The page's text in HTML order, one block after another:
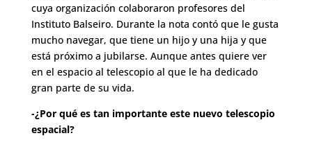
cuya organización colaboraron profesores del
Instituto Balseiro. Durante la nota contó que le gusta
mucho navegar, que tiene un hijo y una hija y que
está próximo a jubilarse. Aunque antes quiere ver
en el espacio al telescopio al que le ha dedicado
gran parte de su vida.
-¿Por qué es tan importante este nuevo telescopio
espacial?